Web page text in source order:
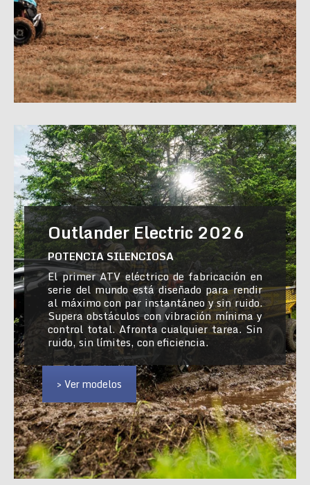
Outlander Electric 2026
POTENCIA SILENCIOSA
El primer ATV eléctrico de fabricación en
serie del mundo está diseñado para rendir
al máximo con par instantáneo y sin ruido.
Supera obstáculos con vibración mínima y
control total. Afronta cualquier tarea. Sin
ruido, sin límites, con eficiencia.
> Ver modelos